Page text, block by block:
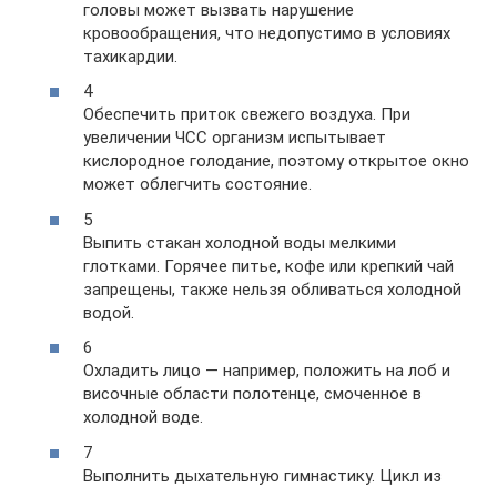
головы может вызвать нарушение
кровообращения, что недопустимо в условиях
тахикардии.
4
Обеспечить приток свежего воздуха. При
увеличении ЧСС организм испытывает
кислородное голодание, поэтому открытое окно
может облегчить состояние.
5
Выпить стакан холодной воды мелкими
глотками. Горячее питье, кофе или крепкий чай
запрещены, также нельзя обливаться холодной
водой.
6
Охладить лицо — например, положить на лоб и
височные области полотенце, смоченное в
холодной воде.
7
Выполнить дыхательную гимнастику. Цикл из